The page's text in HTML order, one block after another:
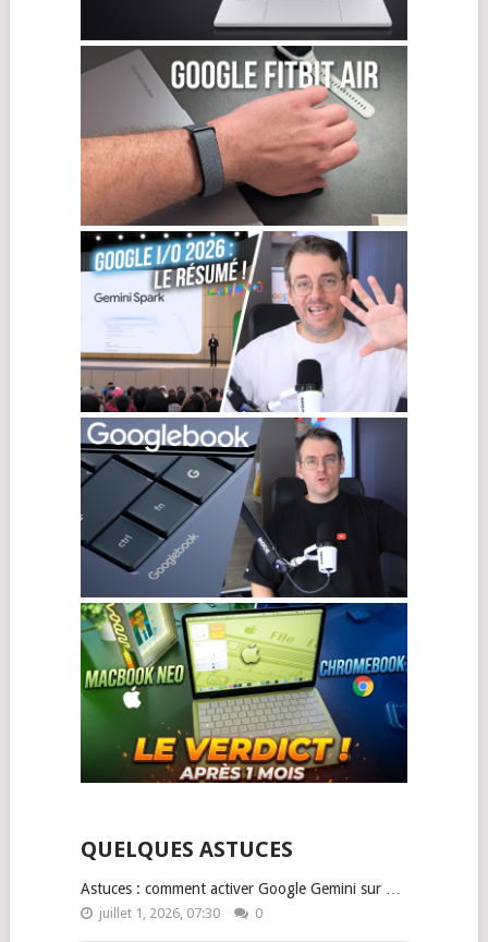
QUELQUES ASTUCES
Astuces : comment activer Google Gemini sur …
juillet 1, 2026, 07:30 0